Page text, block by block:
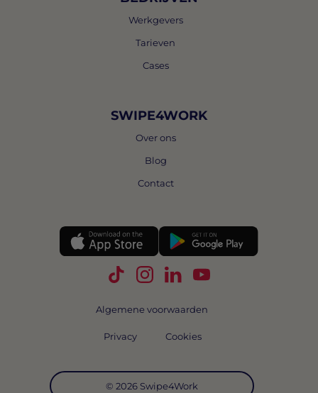
Werkgevers
Tarieven
Cases
SWIPE4WORK
Over ons
Blog
Contact
Volg Swipe4Work op TikTok
Volg Swipe4Work op
Volg Swipe4Work op
Volg Swipe4Work
© 2026 Swipe4Work
Algemene voorwaarden
Privacy Cookies